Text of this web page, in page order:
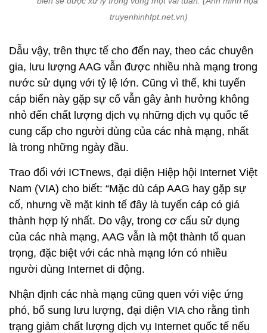
cung cấp cho người dùng của các nhà mạng, nhất
là trong những ngày đầu.
Trao đổi với ICTnews, đại diện Hiệp hội Internet Việt
Nam (VIA) cho biết: “Mặc dù cáp AAG hay gặp sự
cố, nhưng về mặt kinh tế đây là tuyến cáp có giá
thành hợp lý nhất. Do vậy, trong cơ cấu sử dụng
của các nhà mạng, AAG vẫn là một thành tố quan
người dùng Internet di động.
Nhận định các nhà mạng cũng quen với việc ứng
phó, bổ sung lưu lượng, đại diện VIA cho rằng tình
trạng giảm chất lượng dịch vụ Internet quốc tế nếu
có cũng sẽ không kéo dài lâu.
Cũng theo phân tích của đại diện VIA, thời gian
khắc phục sự cố trên các tuyến cáp phụ thuộc và
nhiều yếu tố như nguyên do sự cố, địa điểm xảy ra
sự cố, sự sẵn sàng của các đơn vị chuyên khắc